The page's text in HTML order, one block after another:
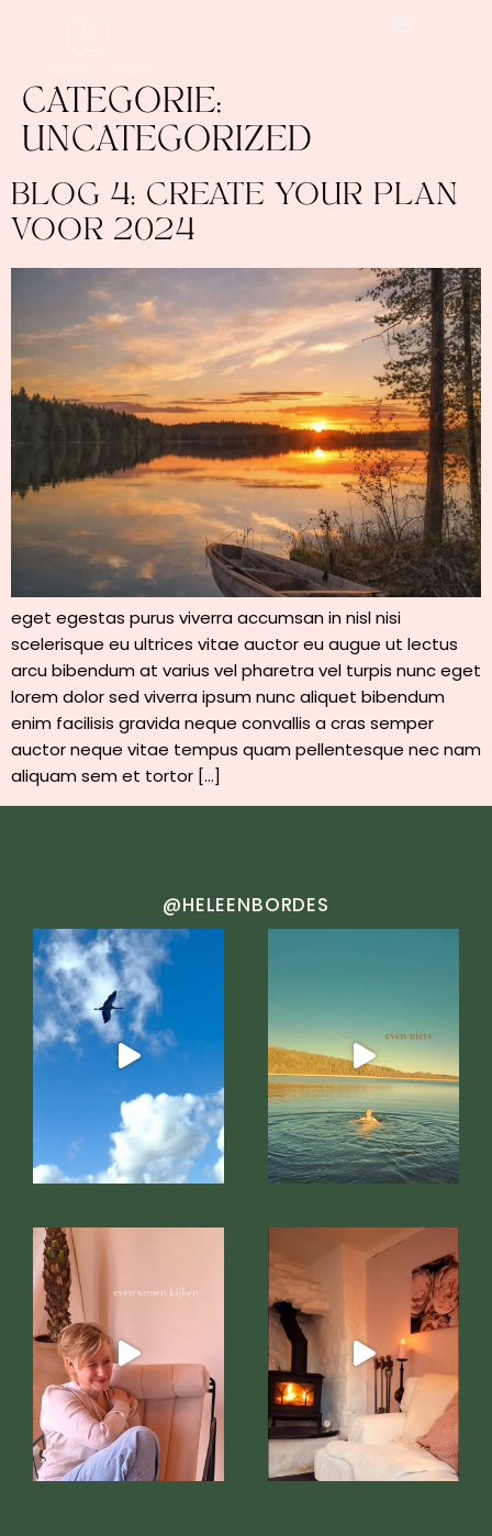
CATEGORIE:
UNCATEGORIZED
BLOG 4: CREATE YOUR PLAN
VOOR 2024
eget egestas purus viverra accumsan in nisl nisi
scelerisque eu ultrices vitae auctor eu augue ut lectus
arcu bibendum at varius vel pharetra vel turpis nunc eget
lorem dolor sed viverra ipsum nunc aliquet bibendum
enim facilisis gravida neque convallis a cras semper
auctor neque vitae tempus quam pellentesque nec nam
aliquam sem et tortor […]
@HELEENBORDES